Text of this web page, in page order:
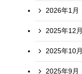
2026年1月
2025年12月
2025年10月
2025年9月